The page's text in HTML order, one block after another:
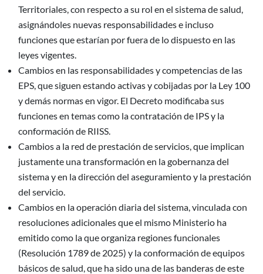
Territoriales, con respecto a su rol en el sistema de salud,
asignándoles nuevas responsabilidades e incluso
funciones que estarían por fuera de lo dispuesto en las
leyes vigentes.
Cambios en las responsabilidades y competencias de las
EPS, que siguen estando activas y cobijadas por la Ley 100
y demás normas en vigor. El Decreto modificaba sus
funciones en temas como la contratación de IPS y la
conformación de RIISS.
Cambios a la red de prestación de servicios, que implican
justamente una transformación en la gobernanza del
sistema y en la dirección del aseguramiento y la prestación
del servicio.
Cambios en la operación diaria del sistema, vinculada con
resoluciones adicionales que el mismo Ministerio ha
emitido como la que organiza regiones funcionales
(Resolución 1789 de 2025) y la conformación de equipos
básicos de salud, que ha sido una de las banderas de este